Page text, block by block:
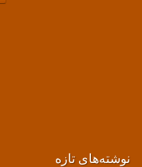
نوشته‌های تازه